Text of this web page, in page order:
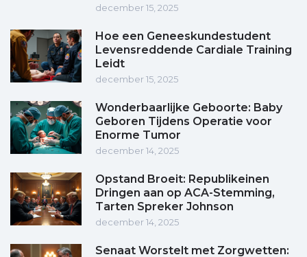
december 15, 2025
Hoe een Geneeskundestudent
Levensreddende Cardiale Training
Leidt
december 15, 2025
Wonderbaarlijke Geboorte: Baby
Geboren Tijdens Operatie voor
Enorme Tumor
december 14, 2025
Opstand Broeit: Republikeinen
Dringen aan op ACA-Stemming,
Tarten Spreker Johnson
december 14, 2025
Senaat Worstelt met Zorgwetten: